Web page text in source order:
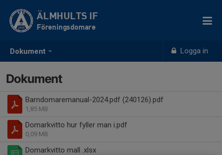
Dokument Logga in
ÄLMHULTS IF
Föreningsdomare
Dokument
Barndomaremanual-2024.pdf (240126).pdf
1,85 MB
Domarkvitto hur fyller man i.pdf
0,09 MB
Domarkvitto mall .xlsx